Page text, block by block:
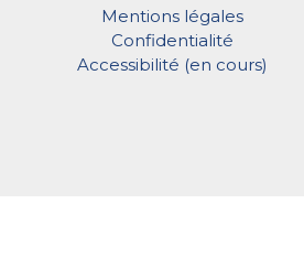
Mentions légales
Confidentialité
Accessibilité (en cours)